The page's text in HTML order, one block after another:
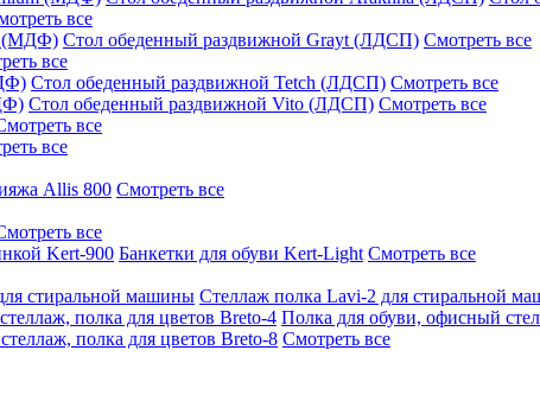
все
(МДФ) Стол обеденный раздвижной Grayt (ЛДСП) Смотреть все
все
Стол обеденный раздвижной Tetch (ЛДСП) Смотреть все
Стол обеденный раздвижной Vito (ЛДСП) Смотреть все
все
все
Allis 800 Смотреть все
все
Kert-900 Банкетки для обуви Kert-Light Смотреть все
стиральной машины Стеллаж полка Lavi-2 для стиральной
полка для цветов Breto-4 Полка для обуви, офисный
полка для цветов Breto-8 Смотреть все